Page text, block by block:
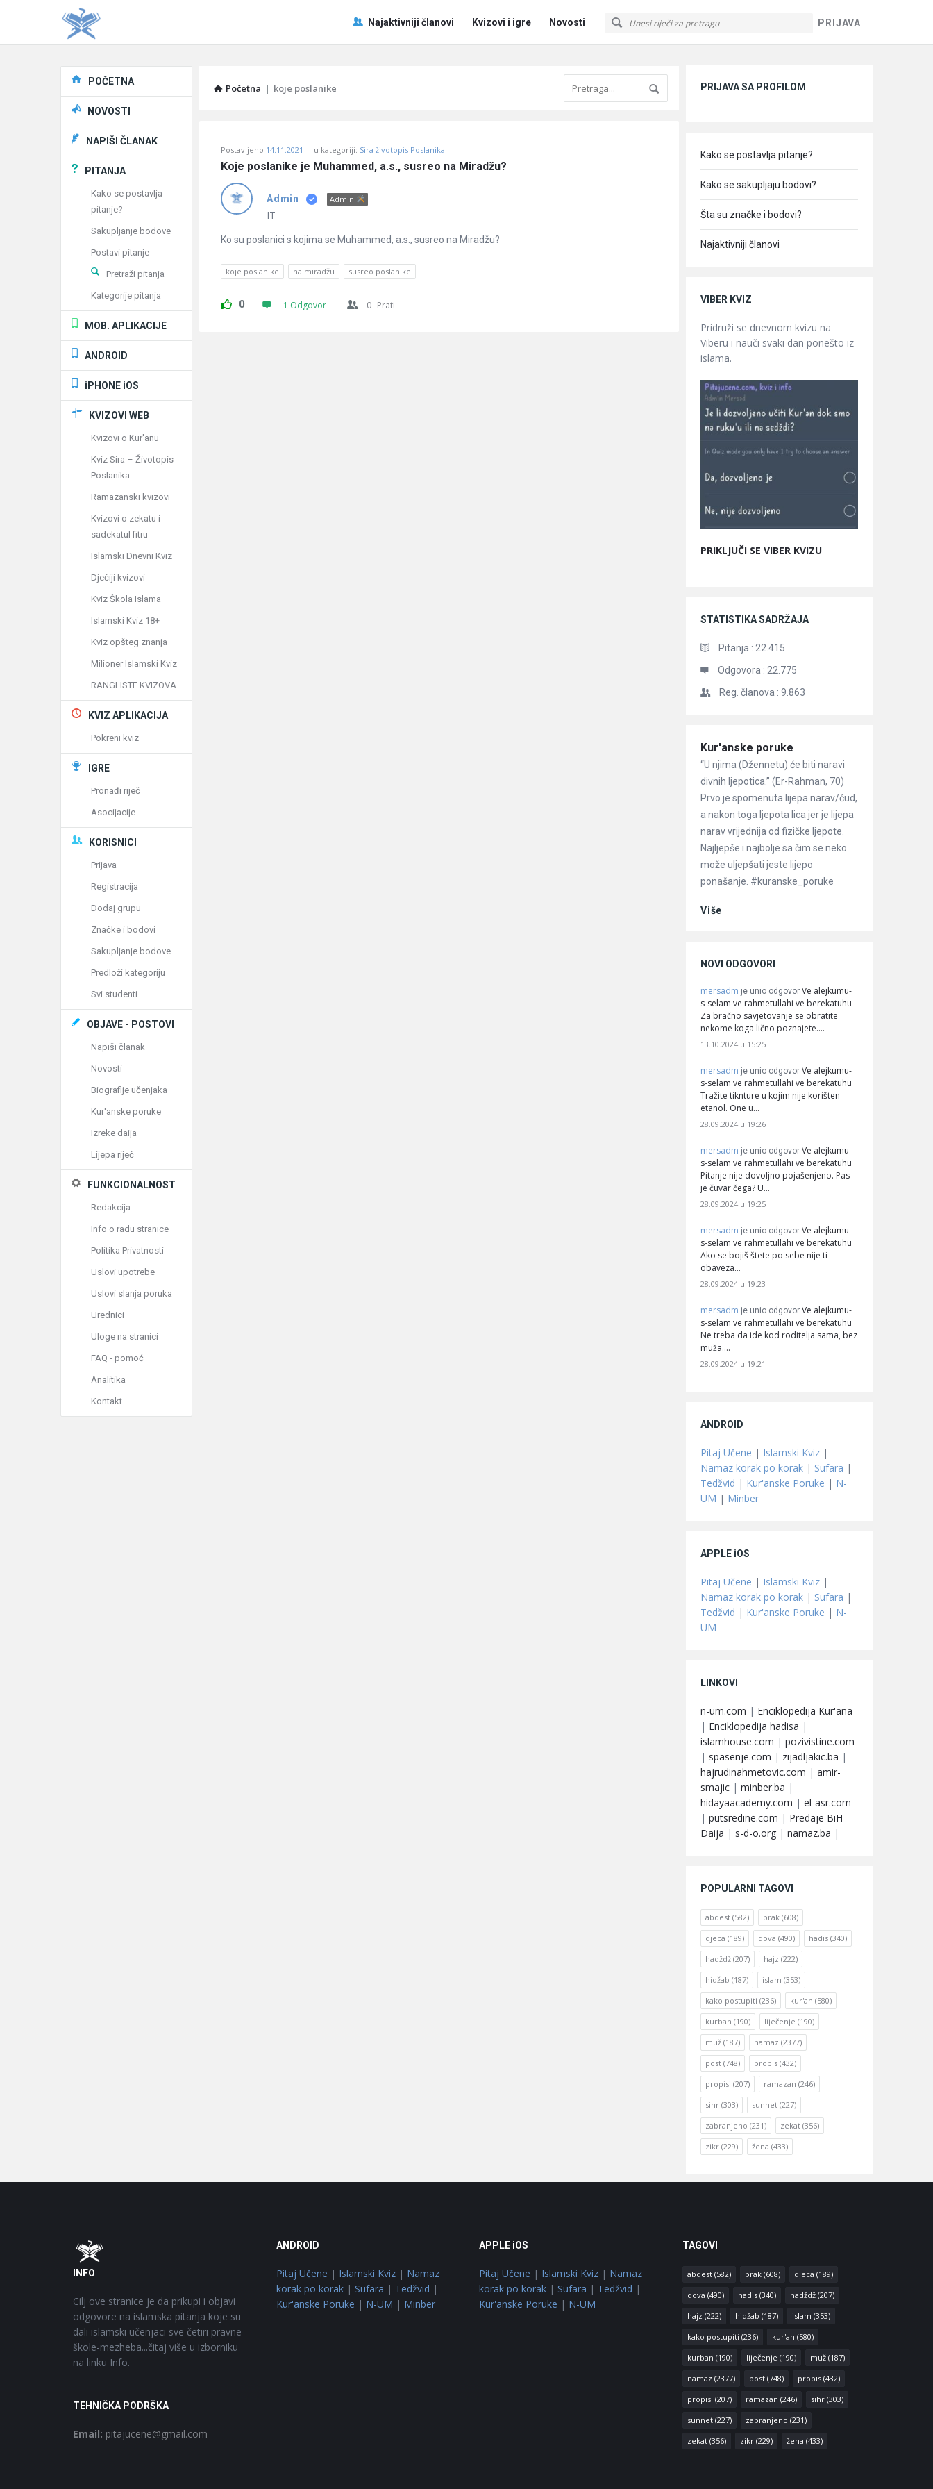
PRIJAVA
Pitaj
Učene
Najaktivniji članovi Kvizovi i igre Novosti
Početna | koje poslanike
Učene
Latest
Pitanja
Postavljeno 14.11.2021 u kategoriji: Sira životopis Poslanika
Koje poslanike je Muhammed, a.s., susreo na Miradžu?
Admin Admin
IT
Ko su poslanici s kojima se Muhammed, a.s., susreo na Miradžu?
koje poslanike na miradžu susreo poslanike
0 1 Odgovor 0 Prati
PRIJAVA SA PROFILOM
Kako se postavlja pitanje?
Kako se sakupljaju bodovi?
Šta su značke i bodovi?
Najaktivniji članovi
VIBER KVIZ
Pridruži se dnevnom kvizu na
Viberu i nauči svaki dan ponešto iz
islama.
PRIKLJUČI SE VIBER KVIZU
STATISTIKA SADRŽAJA
Pitanja : 22.415
Odgovora : 22.775
Reg. članova : 9.863
Članci
Kur'anske poruke
“U njima (Džennetu) će biti naravi
divnih ljepotica.” (Er-Rahman, 70)
Prvo je spomenuta lijepa narav/ćud,
a nakon toga ljepota lica jer je lijepa
narav vrijednija od fizičke ljepote.
Najljepše i najbolje sa čim se neko
može uljepšati jeste lijepo
ponašanje. #kuranske_poruke
Više
NOVI ODGOVORI
mersadm je unio odgovor Ve alejkumu-
s-selam ve rahmetullahi ve berekatuhu
Za bračno savjetovanje se obratite
nekome koga lično poznajete.…
13.10.2024 u 15:25
mersadm je unio odgovor Ve alejkumu-
s-selam ve rahmetullahi ve berekatuhu
Tražite tiknture u kojim nije korišten
etanol. One u…
28.09.2024 u 19:26
mersadm je unio odgovor Ve alejkumu-
s-selam ve rahmetullahi ve berekatuhu
Pitanje nije dovoljno pojašenjeno. Pas
je čuvar čega? U…
28.09.2024 u 19:25
mersadm je unio odgovor Ve alejkumu-
s-selam ve rahmetullahi ve berekatuhu
Ako se bojiš štete po sebe nije ti
obaveza…
28.09.2024 u 19:23
mersadm je unio odgovor Ve alejkumu-
s-selam ve rahmetullahi ve berekatuhu
Ne treba da ide kod roditelja sama, bez
muža.…
28.09.2024 u 19:21
ANDROID
Pitaj Učene | Islamski Kviz |
Namaz korak po korak | Sufara |
Tedžvid | Kur'anske Poruke | N-
UM | Minber
APPLE iOS
Pitaj Učene | Islamski Kviz |
Namaz korak po korak | Sufara |
Tedžvid | Kur'anske Poruke | N-
UM
LINKOVI
n-um.com | Enciklopedija Kur'ana
| Enciklopedija hadisa |
islamhouse.com | pozivistine.com
| spasenje.com | zijadljakic.ba |
hajrudinahmetovic.com | amir-
smajic | minber.ba |
hidayaacademy.com | el-asr.com
| putsredine.com | Predaje BiH
Daija | s-d-o.org | namaz.ba |
POPULARNI TAGOVI
abdest (582) brak (608)
djeca (189) dova (490) hadis (340)
hadždž (207) hajz (222)
hidžab (187) islam (353)
kako postupiti (236) kur'an (580)
kurban (190) liječenje (190)
muž (187) namaz (2377)
post (748) propis (432)
propisi (207) ramazan (246)
sihr (303) sunnet (227)
zabranjeno (231) zekat (356)
zikr (229) žena (433)
Explore
POČETNA
NOVOSTI
NAPIŠI ČLANAK
PITANJA
Kako se postavlja
pitanje?
Sakupljanje bodove
Postavi pitanje
Pretraži pitanja
Kategorije pitanja
MOB. APLIKACIJE
ANDROID
iPHONE iOS
KVIZOVI WEB
Kvizovi o Kur'anu
Kviz Sira – Životopis
Poslanika
Ramazanski kvizovi
Kvizovi o zekatu i
sadekatul fitru
Islamski Dnevni Kviz
Dječiji kvizovi
Kviz Škola Islama
Islamski Kviz 18+
Kviz opšteg znanja
Milioner Islamski Kviz
RANGLISTE KVIZOVA
KVIZ APLIKACIJA
Pokreni kviz
IGRE
Pronađi riječ
Asocijacije
KORISNICI
Prijava
Registracija
Dodaj grupu
Značke i bodovi
Sakupljanje bodove
Predloži kategoriju
Svi studenti
OBJAVE - POSTOVI
Napiši članak
Novosti
Biografije učenjaka
Kur'anske poruke
Izreke daija
Lijepa riječ
FUNKCIONALNOST
Redakcija
Info o radu stranice
Politika Privatnosti
Uslovi upotrebe
Uslovi slanja poruka
Urednici
Uloge na stranici
FAQ - pomoć
Analitika
Kontakt
Footer
INFO
Cilj ove stranice je da prikupi i objavi
odgovore na islamska pitanja koje su
dali islamski učenjaci sve četiri pravne
škole-mezheba...čitaj više u izborniku
na linku Info.
TEHNIČKA PODRŠKA
Email: pitajucene@gmail.com
ANDROID
Pitaj Učene | Islamski Kviz| Namaz
korak po korak| Sufara | Tedžvid |
Kur'anske Poruke | N-UM | Minber
APPLE iOS
Pitaj Učene | Islamski Kviz | Namaz
korak po korak | Sufara | Tedžvid |
Kur'anske Poruke | N-UM
TAGOVI
abdest(582) brak(608) djeca (189)
dova (490) hadis(340) hadždž(207)
hajz (222) hidžab (187) islam (353)
kako postupiti (236) kur'an (580)
kurban (190) liječenje (190) muž(187)
namaz (2377) post(748) propis(432)
propisi (207) ramazan (246) sihr(303)
sunnet(227) zabranjeno (231)
zekat(356) zikr(229) žena (433)